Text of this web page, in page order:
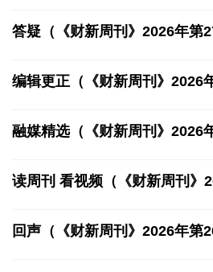
答疑（《财新周刊》2026年第
编辑更正（《财新周刊》2026
融媒精选（《财新周刊》2026
读周刊 看视频（《财新周刊》
回声（《财新周刊》2026年第